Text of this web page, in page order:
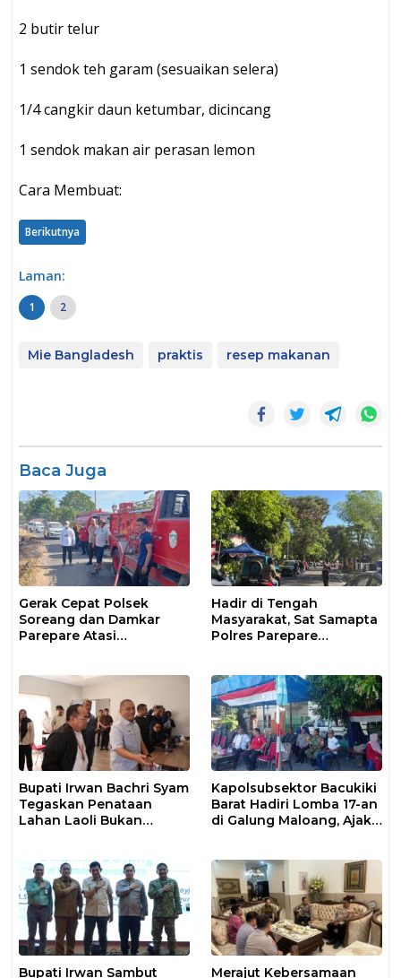
2 butir telur
1 sendok teh garam (sesuaikan selera)
1/4 cangkir daun ketumbar, dicincang
1 sendok makan air perasan lemon
Cara Membuat:
Berikutnya
Laman:
1 2
Mie Bangladesh praktis resep makanan
Baca Juga
Gerak Cepat Polsek
Soreang dan Damkar
Parepare Atasi
Hadir di Tengah
Masyarakat, Sat Samapta
Polres Parepare
Bupati Irwan Bachri Syam
Tegaskan Penataan
Lahan Laoli Bukan
Kapolsubsektor Bacukiki
Barat Hadiri Lomba 17-an
di Galung Maloang, Ajak
Bupati Irwan Sambut Merajut Kebersamaan